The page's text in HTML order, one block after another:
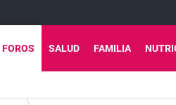
FOROS SALUD FAMILIA